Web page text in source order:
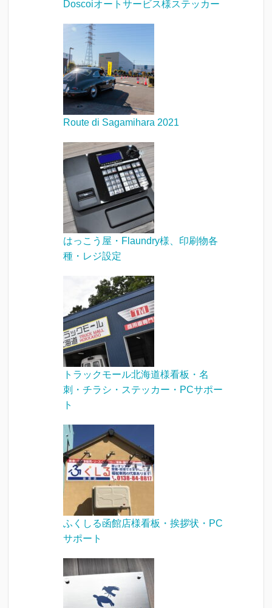
Doscoiオートサービス様ステッカー
Route di Sagamihara 2021
はっこう屋・Flaundry様、印刷物各
種・レジ設定
トラックモール北海道様看板・名
刺・チラシ・ステッカー・PCサポー
ト
ふくしる函館店様看板・挨拶状・PC
サポート